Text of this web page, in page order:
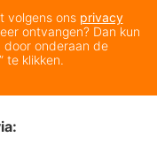
volgens ons privacy
ontvangen? Dan kun
door onderaan de
te klikken.